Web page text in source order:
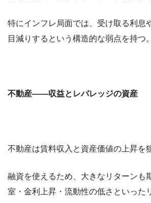
特にインフレ局面では、受け取る利息
目減りするという構造的な弱点を持つ。
不動産――収益とレバレッジの資産
不動産は賃料収入と資産価値の上昇を
融資を使えるため、大きなリターンも
室・金利上昇・流動性の低さといった